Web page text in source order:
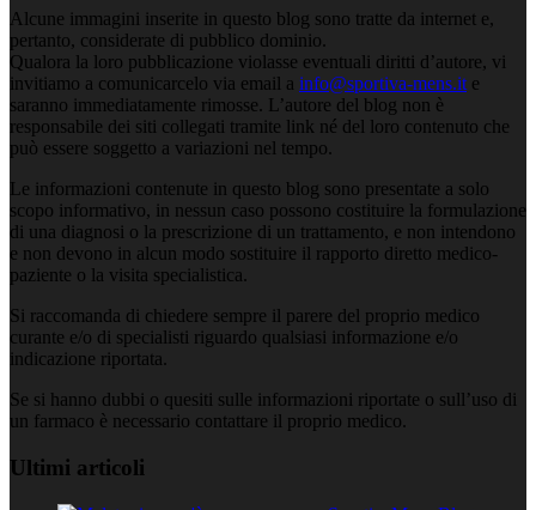
Alcune immagini inserite in questo blog sono tratte da internet e,
pertanto, considerate di pubblico dominio.
Qualora la loro pubblicazione violasse eventuali diritti d’autore, vi
invitiamo a comunicarcelo via email a info@sportiva-mens.it e
saranno immediatamente rimosse. L’autore del blog non è
responsabile dei siti collegati tramite link né del loro contenuto che
può essere soggetto a variazioni nel tempo.
Le informazioni contenute in questo blog sono presentate a solo
scopo informativo, in nessun caso possono costituire la formulazione
di una diagnosi o la prescrizione di un trattamento, e non intendono
e non devono in alcun modo sostituire il rapporto diretto medico-
paziente o la visita specialistica.
Si raccomanda di chiedere sempre il parere del proprio medico
curante e/o di specialisti riguardo qualsiasi informazione e/o
indicazione riportata.
Se si hanno dubbi o quesiti sulle informazioni riportate o sull’uso di
un farmaco è necessario contattare il proprio medico.
Ultimi articoli